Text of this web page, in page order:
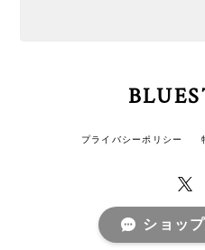
プライバシーポリシー
© BLUESTORES
ショッ